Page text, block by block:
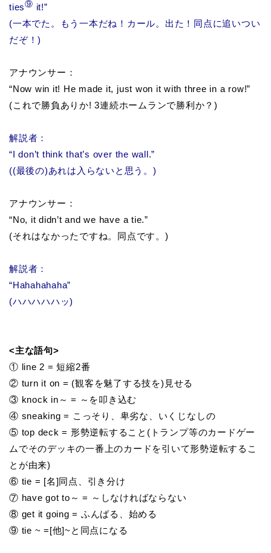
ties⑨ it!”
(一本でた。もう一本だね！カール。出た！同点に追いつい
だぞ！)
アナウンサー：
“Now win it! He made it, just won it with three in a row!”
(これで勝負ありか! 3連続ホームランで勝利か？)
解説者：
“I don’t think that’s over the wall.”
((最後の)あれは入らないと思う。)
アナウンサー：
“No, it didn’t and we have a tie.”
(それはなかったですね。同点です。)
解説者：
“Hahahahaha”
(ハハハハハッ)
<主な語句>
① line 2 = 短縮2番
② turn it on = (観客を魅了する技を)見せる
③ knock in～ = ～を叩き込む
④ sneaking = こっそり、卑劣な、いくじなしの
⑤ top deck = 形勢逆転すること(トランプ等のカードゲー
ムでそのデッキの一番上のカードを引いて形勢逆転するこ
とが由来)
⑥ tie = [名]同点、引き分け
⑦ have got to～ = ～しなければならない
⑧ get it going = ふんばる、始める
⑨ tie ~ =[他]~と同点になる